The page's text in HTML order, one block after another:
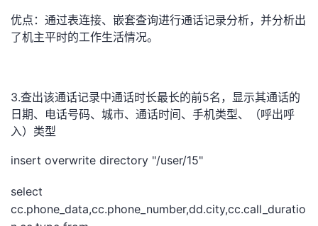
优点：通过表连接、嵌套查询进行通话记录分析，并分析出
了机主平时的工作生活情况。
3.查出该通话记录中通话时长最长的前5名，显示其通话的
日期、电话号码、城市、通话时间、手机类型、（呼出呼
入）类型
insert overwrite directory "/user/15"
select
cc.phone_data,cc.phone_number,dd.city,cc.call_duratio